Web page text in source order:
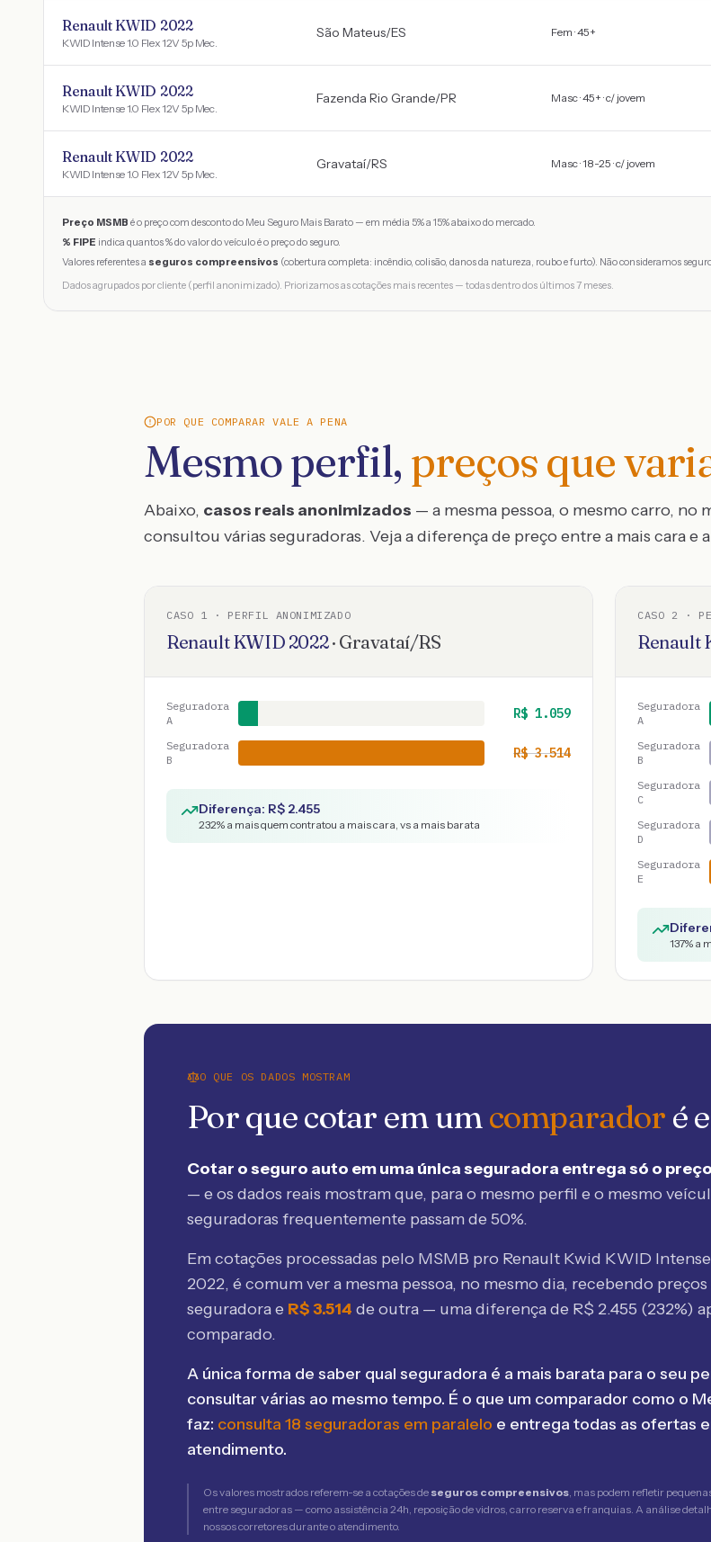
Renault KWID 2022
KWID Intense 1.0 Flex 12V 5p Mec.
São Mateus/ES Fem · 45+
Renault KWID 2022
KWID Intense 1.0 Flex 12V 5p Mec.
Fazenda Rio Grande/PR Masc · 45+ · c/ jovem
Renault KWID 2022
KWID Intense 1.0 Flex 12V 5p Mec.
Gravataí/RS Masc · 18-25 · c/ jovem
Preço MSMB é o preço com desconto do Meu Seguro Mais Barato — em média 5% a 15% abaixo do mercado.
% FIPE indica quantos % do valor do veículo é o preço do seguro.
Valores referentes a seguros compreensivos (cobertura completa: incêndio, colisão, danos da natureza, roubo e furto). Não consideramos
Dados agrupados por cliente (perfil anonimizado). Priorizamos as cotações mais recentes — todas dentro dos últimos 7 meses.
POR QUE COMPARAR VALE A PENA
Mesmo perfil, preços que
Abaixo, casos reais anonimizados — a mesma pessoa, o mesmo carro, no
consultou várias seguradoras. Veja a diferença de preço entre a mais cara e
CASO 1 · PERFIL ANONIMIZADO
RenaultKWID 2022· Gravataí/RS
Seguradora
A
R$ 1.059
Seguradora
B
R$3.514
Diferença: R$ 2.455
232% a mais quem contratou a mais cara, vs a mais barata
CASO 2 ·
Renault
Seguradora
A
Seguradora
B
Seguradora
C
Seguradora
D
Seguradora
E
137% a
O QUE OS DADOS MOSTRAM
Por que cotar em umcomparador é
Cotar o seguro auto em uma única seguradora entrega só o
— e os dados reais mostram que, para o mesmo perfil e o mesmo
seguradoras frequentemente passam de 50%.
Em cotações processadas pelo MSMB pro Renault Kwid KWID Intense
2022, é comum ver a mesma pessoa, no mesmo dia, recebendo preços
seguradora e R$3.514 de outra — uma diferença de R$ 2.455 (232%)
comparado.
A única forma de saber qual seguradora é a mais barata para o seu
consultar várias ao mesmo tempo. É o que um comparador como o
faz: consulta 18 seguradoras em paralelo e entrega todas as ofertas
atendimento.
Os valores mostrados referem-se a cotações de seguros compreensivos, mas podem refletir
entre seguradoras — como assistência 24h, reposição de vidros, carro reserva e franquias. A análise
nossos corretores durante o atendimento.